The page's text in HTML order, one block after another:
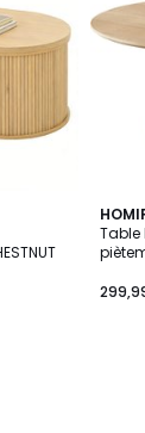
Table